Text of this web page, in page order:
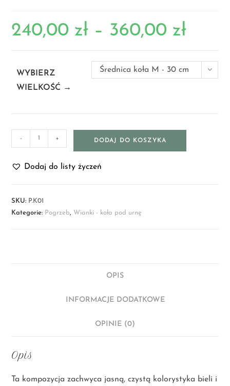
240,00 zł – 360,00 zł
WYBIERZ
WIELKOŚĆ →
Średnica koła M - 30 cm
- + DODAJ DO KOSZYKA
Dodaj do listy życzeń
SKU: P.K01
Kategorie: Pogrzeb, Wianki - koła pod urnę
OPIS
INFORMACJE DODATKOWE
OPINIE (0)
Opis
Ta kompozycja zachwyca jasną, czystą kolorystyka bieli i